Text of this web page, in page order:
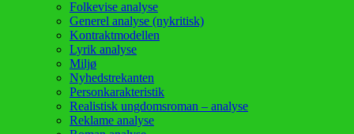
Folkevise analyse
Generel analyse (nykritisk)
Kontraktmodellen
Lyrik analyse
Miljø
Nyhedstrekanten
Personkarakteristik
Realistisk ungdomsroman – analyse
Reklame analyse